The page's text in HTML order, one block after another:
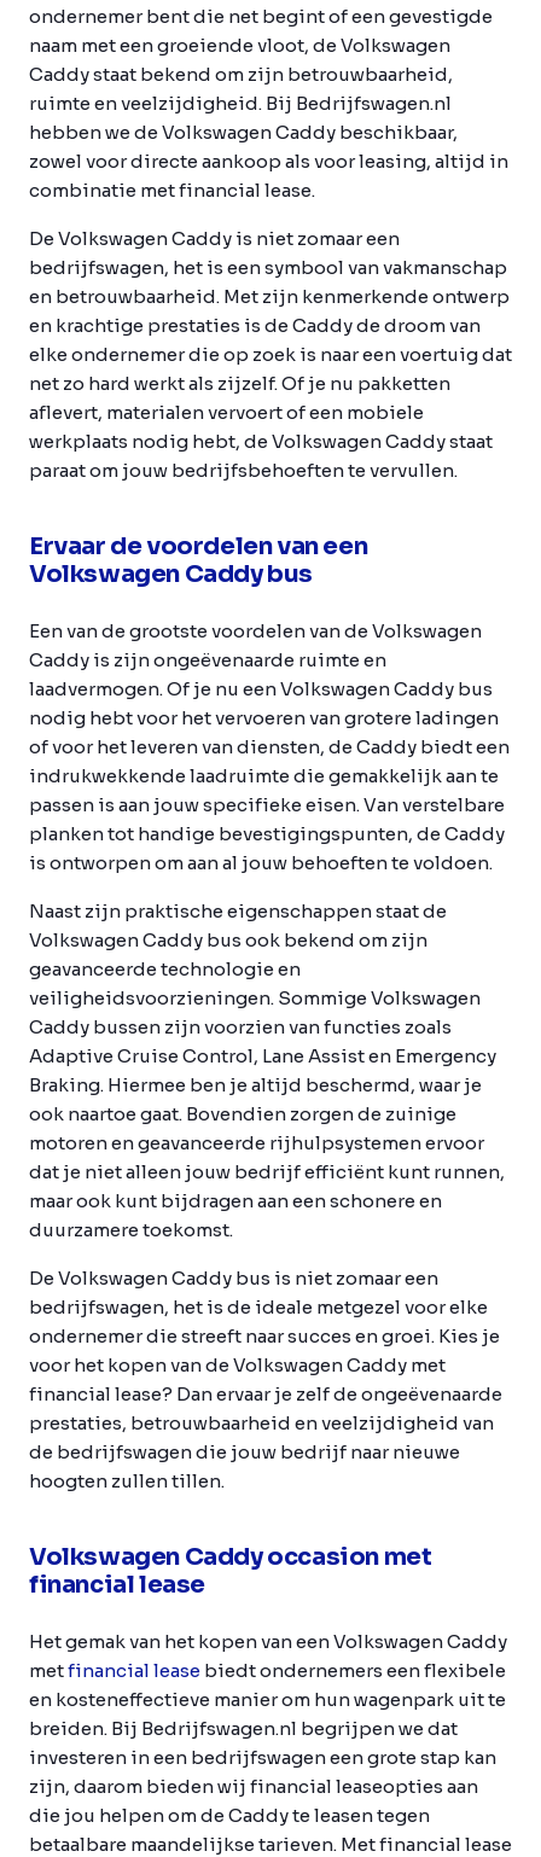
ondernemer bent die net begint of een gevestigde
naam met een groeiende vloot, de Volkswagen
Caddy staat bekend om zijn betrouwbaarheid,
ruimte en veelzijdigheid. Bij Bedrijfswagen.nl
hebben we de Volkswagen Caddy beschikbaar,
zowel voor directe aankoop als voor leasing, altijd in
combinatie met financial lease.
De Volkswagen Caddy is niet zomaar een
bedrijfswagen, het is een symbool van vakmanschap
en betrouwbaarheid. Met zijn kenmerkende ontwerp
en krachtige prestaties is de Caddy de droom van
elke ondernemer die op zoek is naar een voertuig dat
net zo hard werkt als zijzelf. Of je nu pakketten
aflevert, materialen vervoert of een mobiele
werkplaats nodig hebt, de Volkswagen Caddy staat
paraat om jouw bedrijfsbehoeften te vervullen.
Ervaar de voordelen van een
Volkswagen Caddy bus
Een van de grootste voordelen van de Volkswagen
Caddy is zijn ongeëvenaarde ruimte en
laadvermogen. Of je nu een Volkswagen Caddy bus
nodig hebt voor het vervoeren van grotere ladingen
of voor het leveren van diensten, de Caddy biedt een
indrukwekkende laadruimte die gemakkelijk aan te
passen is aan jouw specifieke eisen. Van verstelbare
planken tot handige bevestigingspunten, de Caddy
is ontworpen om aan al jouw behoeften te voldoen.
Naast zijn praktische eigenschappen staat de
Volkswagen Caddy bus ook bekend om zijn
geavanceerde technologie en
veiligheidsvoorzieningen. Sommige Volkswagen
Caddy bussen zijn voorzien van functies zoals
Adaptive Cruise Control, Lane Assist en Emergency
Braking. Hiermee ben je altijd beschermd, waar je
ook naartoe gaat. Bovendien zorgen de zuinige
motoren en geavanceerde rijhulpsystemen ervoor
dat je niet alleen jouw bedrijf efficiënt kunt runnen,
maar ook kunt bijdragen aan een schonere en
duurzamere toekomst.
De Volkswagen Caddy bus is niet zomaar een
bedrijfswagen, het is de ideale metgezel voor elke
ondernemer die streeft naar succes en groei. Kies je
voor het kopen van de Volkswagen Caddy met
financial lease? Dan ervaar je zelf de ongeëvenaarde
prestaties, betrouwbaarheid en veelzijdigheid van
de bedrijfswagen die jouw bedrijf naar nieuwe
hoogten zullen tillen.
Volkswagen Caddy occasion met
financial lease
Het gemak van het kopen van een Volkswagen Caddy
metfinancial lease biedt ondernemers een flexibele
en kosteneffectieve manier om hun wagenpark uit te
breiden. Bij Bedrijfswagen.nl begrijpen we dat
investeren in een bedrijfswagen een grote stap kan
zijn, daarom bieden wij financial leaseopties aan
die jou helpen om de Caddy te leasen tegen
betaalbare maandelijkse tarieven. Met financial lease